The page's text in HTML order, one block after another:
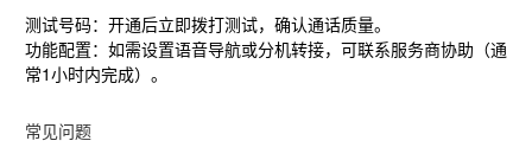
测试号码‌：开通后立即拨打测试，确认通话质量。
功能配置‌：如需设置语音导航或分机转接，可联系服务商协助（通
常1小时内完成）。
常见问题